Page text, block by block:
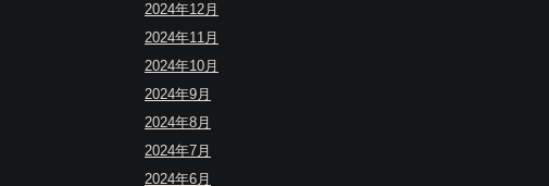
2024年12月
2024年11月
2024年10月
2024年9月
2024年8月
2024年7月
2024年6月